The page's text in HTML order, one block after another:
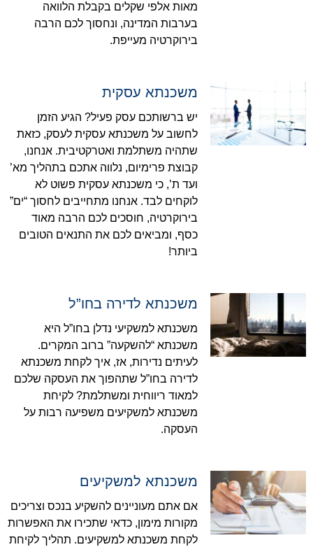
מאות אלפי שקלים בקבלת הלוואה
בערבות המדינה, ונחסוך לכם הרבה
בירוקרטיה מעייפת.
משכנתא עסקית
יש ברשותכם עסק פעיל? הגיע הזמן
לחשוב על משכנתא עסקית לעסק, כזאת
שתהיה משתלמת ואטרקטיבית. אנחנו,
קבוצת פרימיום, נלווה אתכם בתהליך מא’
ועד ת’, כי משכנתא עסקית פשוט לא
לוקחים לבד. אנחנו מתחייבים לחסוך “ים”
בירוקרטיה, חוסכים לכם הרבה מאוד
כסף, ומביאים לכם את התנאים הטובים
ביותר!
משכנתא לדירה בחו”ל
משכנתא למשקיעי נדלן בחו”ל היא
משכנתא “להשקעה” ברוב המקרים.
לעיתים נדירות, אז, איך לקחת משכנתא
לדירה בחו”ל שתהפוך את העסקה שלכם
למאוד ריווחית ומשתלמת? לקיחת
משכנתא למשקיעים משפיעה רבות על
העסקה.
משכנתא למשקיעים
אם אתם מעוניינים להשקיע בנכס וצריכים
מקורות מימון, כדאי שתכירו את האפשרות
לקחת משכנתא למשקיעים. תהליך לקיחת